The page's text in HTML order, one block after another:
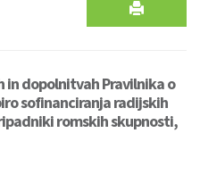
in dopolnitvah Pravilnika o
sofinanciranja radijskih
romskih skupnosti,